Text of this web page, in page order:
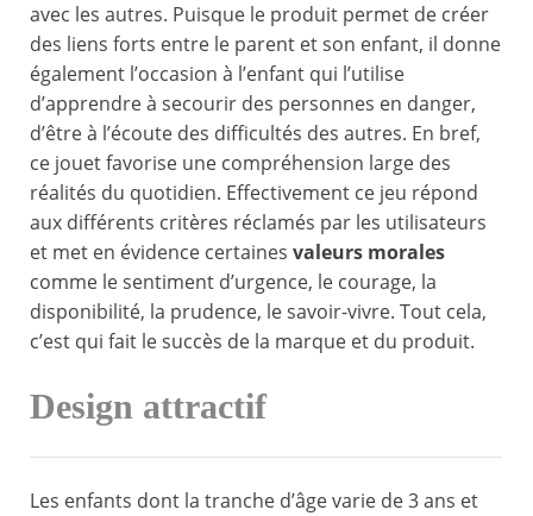
avec les autres. Puisque le produit permet de créer
des liens forts entre le parent et son enfant, il donne
également l’occasion à l’enfant qui l’utilise
d’apprendre à secourir des personnes en danger,
d’être à l’écoute des difficultés des autres. En bref,
ce jouet favorise une compréhension large des
réalités du quotidien. Effectivement ce jeu répond
aux différents critères réclamés par les utilisateurs
et met en évidence certaines valeurs morales
comme le sentiment d’urgence, le courage, la
disponibilité, la prudence, le savoir-vivre. Tout cela,
c’est qui fait le succès de la marque et du produit.
Design attractif
Les enfants dont la tranche d’âge varie de 3 ans et